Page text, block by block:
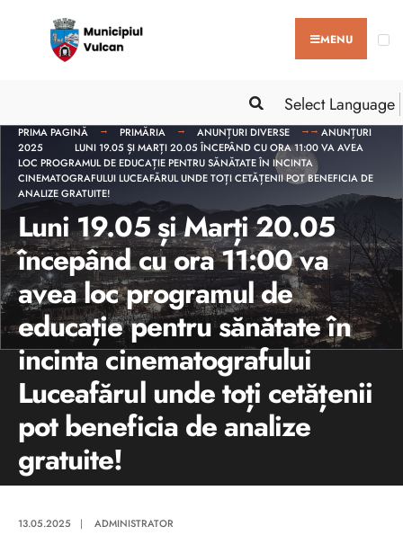
MENU
Select Language
PRIMA PAGINĂ PRIMĂRIA ANUNȚURI DIVERSE
ANUNȚURI
2025
LUNI 19.05 ȘI MARȚI 20.05 ÎNCEPÂND CU ORA 11:00 VA AVEA
LOC PROGRAMUL DE EDUCAȚIE PENTRU SĂNĂTATE ÎN INCINTA
CINEMATOGRAFULUI LUCEAFĂRUL UNDE TOȚI CETĂȚENII POT BENEFICIA DE
ANALIZE GRATUITE!
Luni 19.05 și Marți 20.05
începând cu ora 11:00 va
avea loc programul de
educație pentru sănătate în
incinta cinematografului
Luceafărul unde toți cetățenii
pot beneficia de analize
gratuite!
13.05.2025 | ADMINISTRATOR